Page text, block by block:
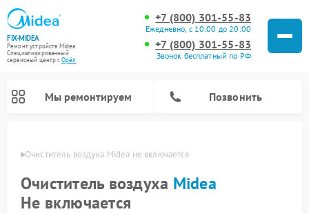
FIX-MIDEA
Ремонт устройств Midea
Специализированный
cервисный центр г.Орёл
+7 (800) 301-55-83
Ежедневно, с 10:00 до 20:00
+7 (800) 301-55-83
Звонок бесплатный по РФ
Мы ремонтируем Позвонить
Очиститель воздуха Midea не включается
Очиститель воздуха Midea
Не включается